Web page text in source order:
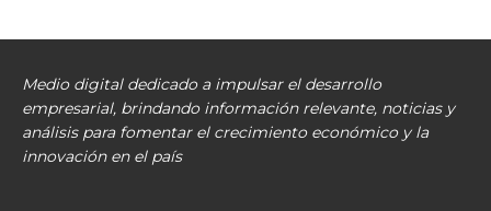
Medio digital dedicado a impulsar el desarrollo
empresarial, brindando información relevante, noticias y
análisis para fomentar el crecimiento económico y la
innovación en el país